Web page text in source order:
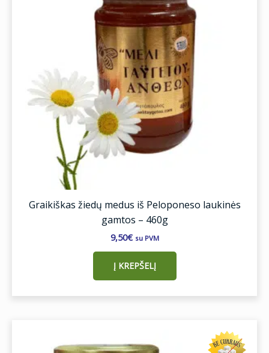
Graikiškas žiedų medus iš Peloponeso laukinės
gamtos – 460g
9,50€ su PVM
Į KREPŠELĮ